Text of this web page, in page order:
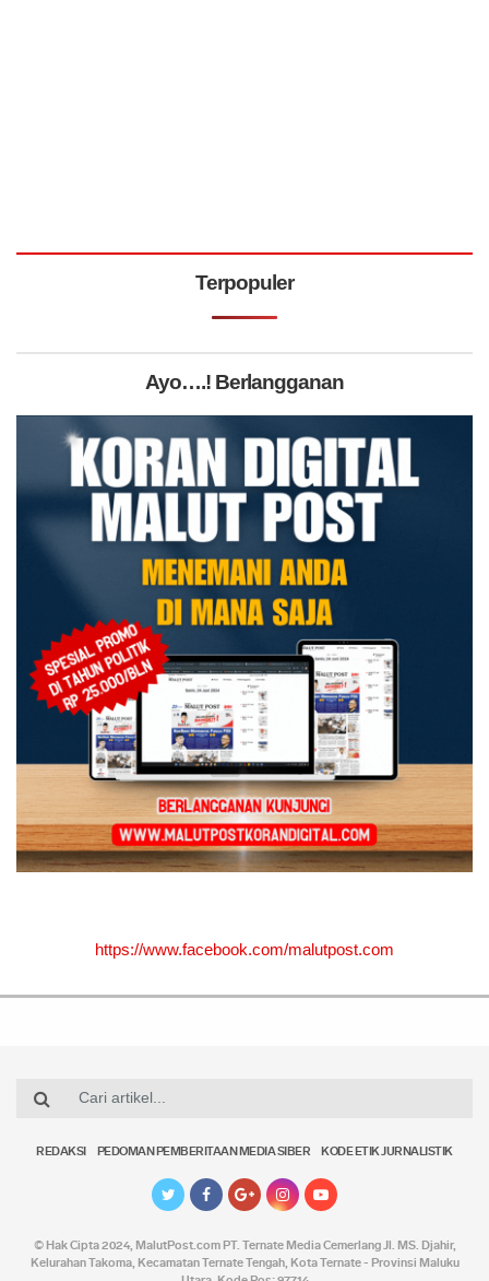
Terpopuler
Ayo….! Berlangganan
https://www.facebook.com/malutpost.com
REDAKSI PEDOMAN PEMBERITAAN MEDIA SIBER KODE ETIK JURNALISTIK
© Hak Cipta 2024, MalutPost.comPT. Ternate Media Cemerlang Jl. MS. Djahir,
Kelurahan Takoma, Kecamatan Ternate Tengah, Kota Ternate - Provinsi Maluku